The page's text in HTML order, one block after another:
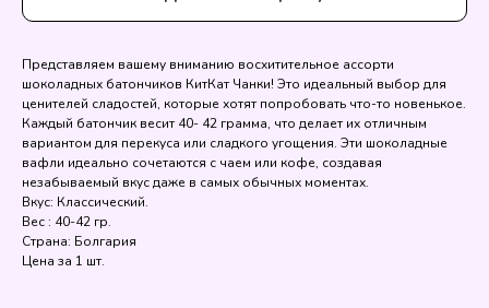
Представляем вашему вниманию восхитительное ассорти
шоколадных батончиков КитКат Чанки! Это идеальный выбор для
ценителей сладостей, которые хотят попробовать что-то новенькое.
Каждый батончик весит 40- 42 грамма, что делает их отличным
вариантом для перекуса или сладкого угощения. Эти шоколадные
вафли идеально сочетаются с чаем или кофе, создавая
незабываемый вкус даже в самых обычных моментах.
Вкус: Классический.
Вес : 40-42 гр.
Страна: Болгария
Цена за 1 шт.